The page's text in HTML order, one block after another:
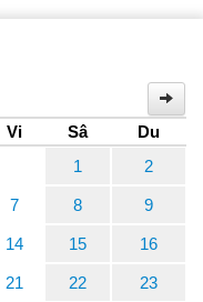
Vi Sâ
Du
1
2
7 8 9
14 15 16
21 22 23